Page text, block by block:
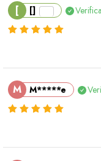
[ []
M M*****e